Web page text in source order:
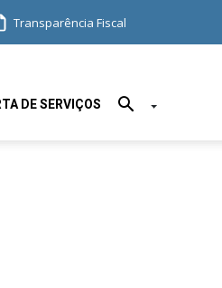
Transparência Fiscal
DE SERVIÇOS